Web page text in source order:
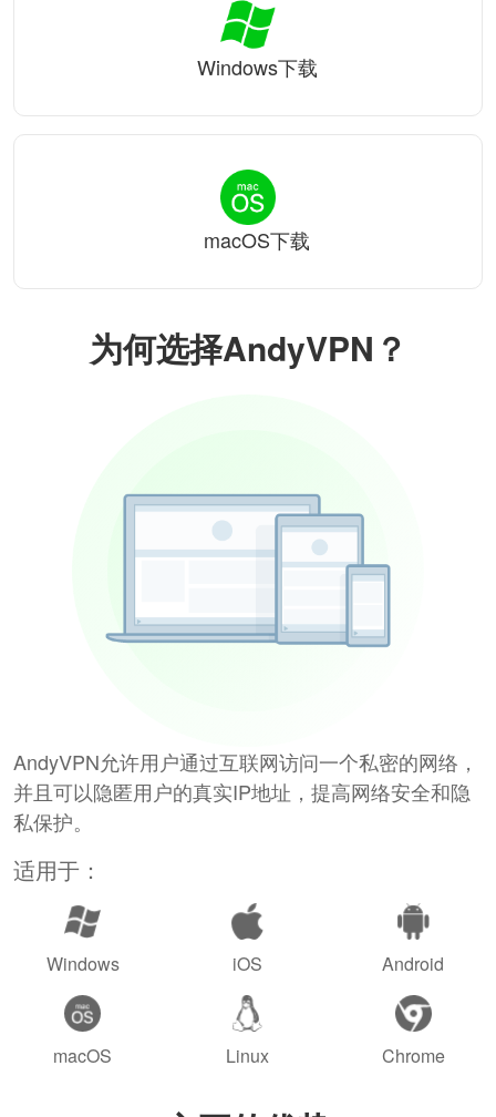
为何选择AndyVPN？
AndyVPN允许用户通过互联网访问一个私密的网络，
并且可以隐匿用户的真实IP地址，提高网络安全和隐
私保护。
适用于：
Windows iOS Android
macOS Linux Chrome
Windows下载
macOS下载